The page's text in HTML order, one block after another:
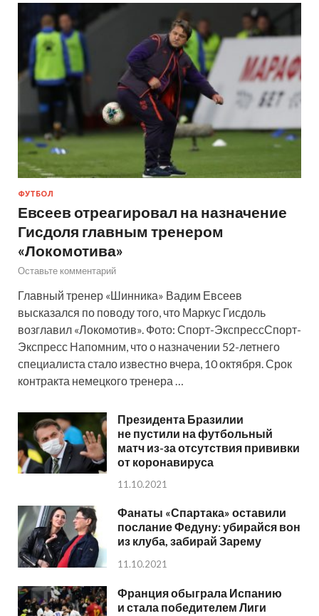
ФУТБОЛ
Евсеев отреагировал на назначение
Гисдоля главным тренером
«Локомотива»
Оставьте комментарий
Главный тренер «Шинника» Вадим Евсеев
высказался по поводу того, что Маркус Гисдоль
возглавил «Локомотив». Фото: Спорт-ЭкспрессСпорт-
Экспресс Напомним, что о назначении 52-летнего
специалиста стало известно вчера, 10 октября. Срок
контракта немецкого тренера …
Президента Бразилии
не пустили на футбольный
матч из-за отсутствия прививки
от коронавируса
11.10.2021
Фанаты «Спартака» оставили
послание Федуну: убирайся вон
из клуба, забирай Зарему
11.10.2021
Франция обыграла Испанию
и стала победителем Лиги